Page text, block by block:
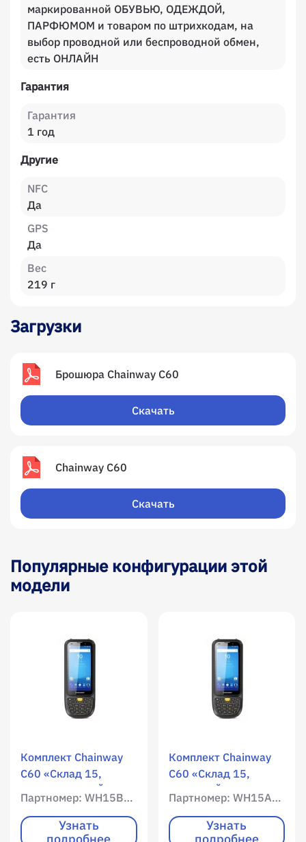
маркированной ОБУВЬЮ, ОДЕЖДОЙ,
ПАРФЮМОМ и товаром по штрихкодам, на
выбор проводной или беспроводной обмен,
есть ОНЛАЙН
Гарантия
Гарантия
1 год
Другие
NFC
Да
GPS
Да
Вес
219 г
Загрузки
Брошюра Chainway C60
Скачать
Chainway C60
Скачать
Популярные конфигурации этой
модели
Комплект Chainway
C60 «Склад 15,
РАСШИРЕННЫЙ» /
WLAN / Мобильный
интернет / 3072 RAM
/ 32768 ROM /
Партномер: WH15B-OEM-C60
Узнать
подробнее
Комплект Chainway
C60 «Склад 15,
БАЗОВЫЙ» / WLAN /
Мобильный интернет
/ 3072 RAM / 32768
ROM / Цветной экран
Партномер: WH15A-OEM-C60
Узнать
подробнее